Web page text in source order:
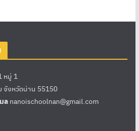
หมู่ 1
จังหวัดน่าน 55150
ลnanoischoolnan@gmail.com